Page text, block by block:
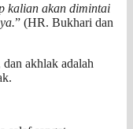
kalian akan dimintai
” (HR. Bukhari dan
akhlak adalah